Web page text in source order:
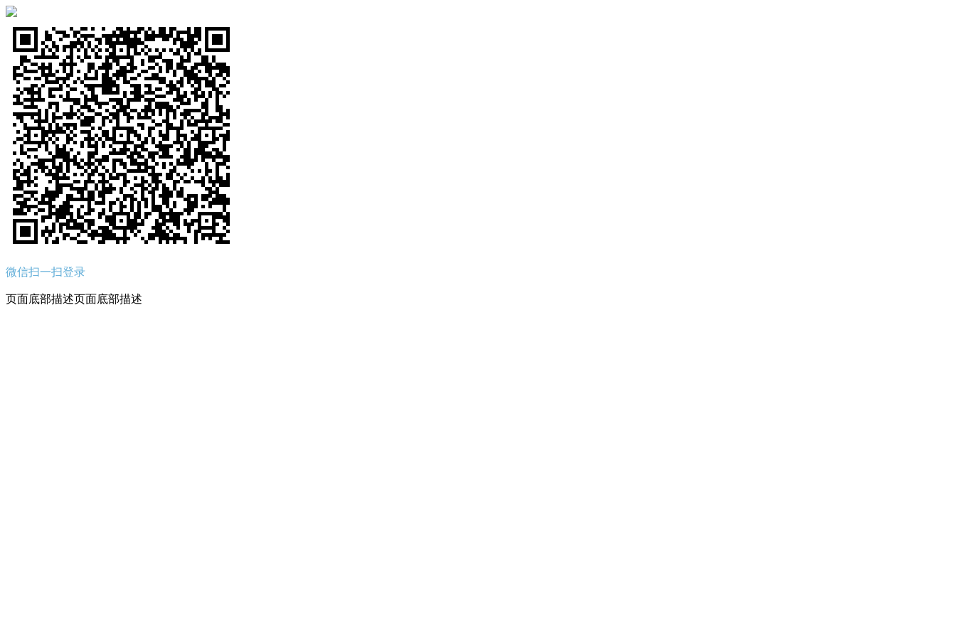
微信扫一扫登录
页面底部描述页面底部描述